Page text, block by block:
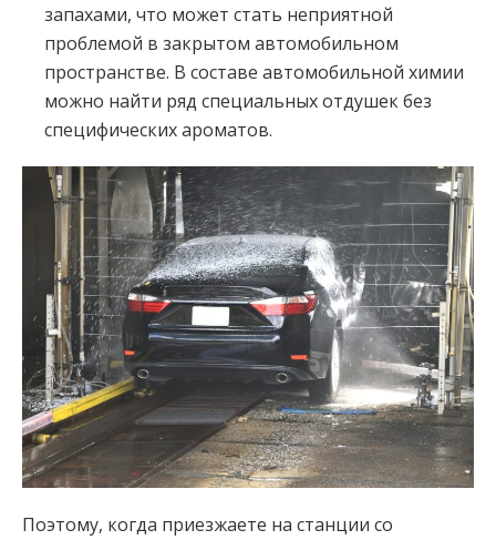
запахами, что может стать неприятной
проблемой в закрытом автомобильном
пространстве. В составе автомобильной химии
можно найти ряд специальных отдушек без
специфических ароматов.
Поэтому, когда приезжаете на станции со